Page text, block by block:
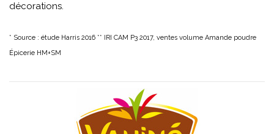
décorations.
* Source : étude Harris 2016 ** IRI CAM P3 2017, ventes volume Amande poudre
Épicerie HM+SM